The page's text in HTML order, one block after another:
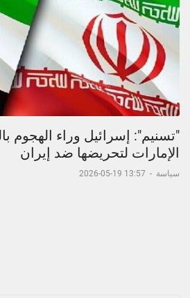
"تسنيم": إسرائيل وراء الهجوم
الإمارات لتحريضها ضد إيران
سياسة -
13:57 19-05-2026